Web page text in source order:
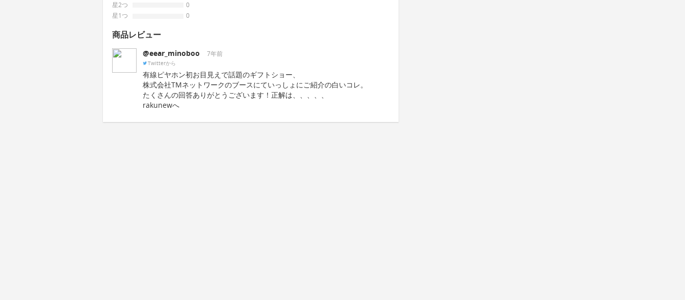
星2つ
0
星1つ
0
商品レビュー
@eear_minoboo 7年前
Twitterから
有線ピヤホン初お目見えで話題のギフトショー、
株式会社TMネットワークのブースにていっしょにご紹介の白いコレ。
たくさんの回答ありがとうございます！正解は、、、、、
rakunewへ